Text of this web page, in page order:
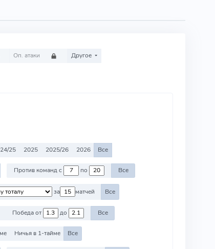
Оп. атаки Другое
25 2025 2025/26 2026 Все
Против команд с по Все
за матчей Все
Победа от до Все
Ничья в 1-тайме Все